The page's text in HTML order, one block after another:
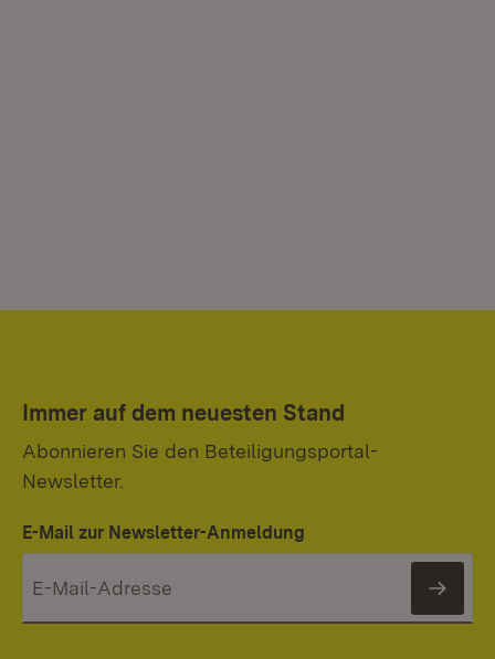
Immer auf dem neuesten Stand
Abonnieren Sie den Beteiligungsportal-
Newsletter.
E-Mail zur Newsletter-Anmeldung